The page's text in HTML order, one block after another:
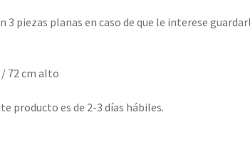
3 piezas planas en caso de que le interese
72 cm alto
producto es de 2-3 días hábiles.